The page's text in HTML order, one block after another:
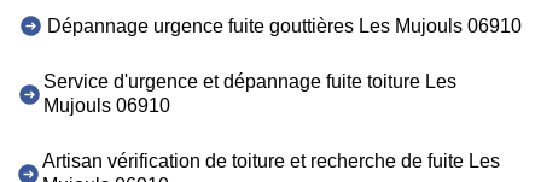
Dépannage urgence fuite gouttières Les Mujouls 06910
Service d'urgence et dépannage fuite toiture Les
Mujouls 06910
Artisan vérification de toiture et recherche de fuite Les